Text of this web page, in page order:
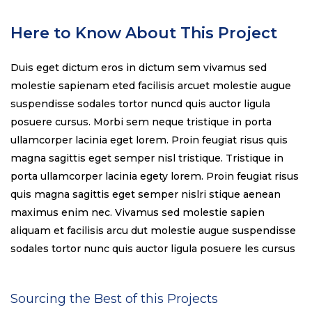
Here to Know About This Project
Duis eget dictum eros in dictum sem vivamus sed
molestie sapienam eted facilisis arcuet molestie augue
suspendisse sodales tortor nuncd quis auctor ligula
posuere cursus. Morbi sem neque tristique in porta
ullamcorper lacinia eget lorem. Proin feugiat risus quis
magna sagittis eget semper nisl tristique. Tristique in
porta ullamcorper lacinia egety lorem. Proin feugiat risus
quis magna sagittis eget semper nislri stique aenean
maximus enim nec. Vivamus sed molestie sapien
aliquam et facilisis arcu dut molestie augue suspendisse
sodales tortor nunc quis auctor ligula posuere les cursus
Sourcing the Best of this Projects